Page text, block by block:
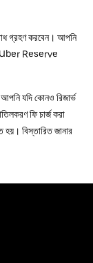
গ্রহণ করবেন। আপনি
Uber Reserve
যদি কোনও রিজার্ভ
ফি চার্জ করা
হয়। বিস্তারিত জানার